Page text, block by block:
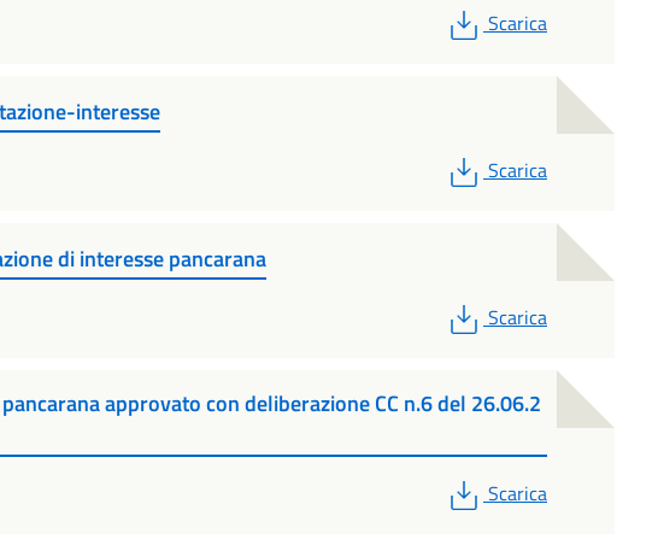
PDF
Scarica
interesse
PDF
Scarica
di interesse pancarana
PDF
Scarica
approvato con deliberazione CC n.6 del 26.06.2
PDF
Scarica